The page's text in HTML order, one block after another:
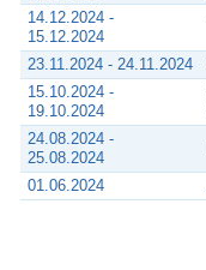
14.12.2024 -
15.12.2024
23.11.2024 - 24.11.2024
15.10.2024 -
19.10.2024
24.08.2024 -
25.08.2024
01.06.2024